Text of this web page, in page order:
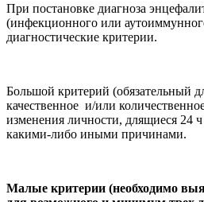
При постановке диагноза
(инфекционного или
диагностические критерии.
Большой критерий (обязательный
качественное и/или
изменения личности, длящиеся 24
какими-либо иными причинами.
Малые критерии (необходимо